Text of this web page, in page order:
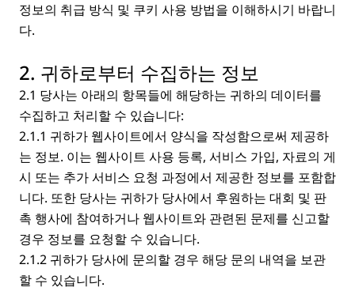
정보의 취급 방식 및 쿠키 사용 방법을 이해하시기 바랍니
다.
2. 귀하로부터 수집하는 정보
2.1 당사는 아래의 항목들에 해당하는 귀하의 데이터를
수집하고 처리할 수 있습니다:
2.1.1 귀하가 웹사이트에서 양식을 작성함으로써 제공하
는 정보. 이는 웹사이트 사용 등록, 서비스 가입, 자료의 게
시 또는 추가 서비스 요청 과정에서 제공한 정보를 포함합
니다. 또한 당사는 귀하가 당사에서 후원하는 대회 및 판
촉 행사에 참여하거나 웹사이트와 관련된 문제를 신고할
경우 정보를 요청할 수 있습니다.
2.1.2 귀하가 당사에 문의할 경우 해당 문의 내역을 보관
할 수 있습니다.